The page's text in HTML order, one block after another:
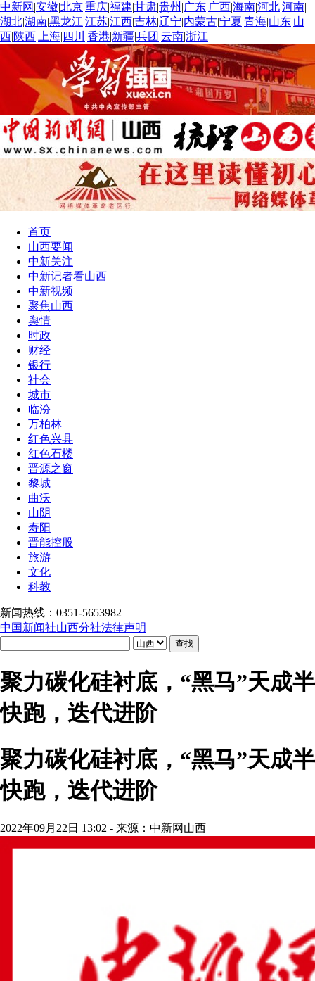
中新网 |安徽|北京|重庆|福建|甘肃|贵州 |广东|广西|海南|河北|河南|
湖北|湖南|黑龙江|江苏|江西|吉林|辽宁|内蒙古|宁夏|青海|山东|山
西|陕西| 上海| 四川 |香港|新疆|兵团 |云南|浙江
首页
山西要闻
中新关注
中新记者看山西
中新视频
聚焦山西
舆情
时政
财经
银行
社会
城市
临汾
万柏林
红色兴县
红色石楼
晋源之窗
黎城
曲沃
山阴
寿阳
晋能控股
旅游
文化
科教
新闻热线：0351-5653982
中国新闻社山西分社法律声明
聚力碳化硅衬底，“黑马”天成
快跑，迭代进阶
聚力碳化硅衬底，“黑马”天成
快跑，迭代进阶
2022年09月22日 13:02 - 来源：中新网山西